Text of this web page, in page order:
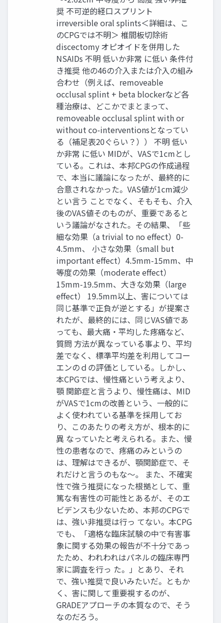
奨 不可逆的経口スプリント
irreversible oral splints＜詳細は、こ
のCPGでは不明＞ 椎間板切除術
discectomy オピオイドを併用した
NSAIDs 不明 低いか非常 に低い 条件付
き推奨 他の46の介入または介入の組み
合わせ（例えば、removeable
occlusal splint + beta blockerなど各
種治療は、どこかでまとまって、
removeable occlusal splint with or
without co-interventionsとなってい
る（補足表20ぐらい？）） 不明 低い
か非常 に低い MIDが、VASで1cmとし
ている。これは、本邦CPGの作成過程
で、本当に議論になったが、最終的に
合意されなかった。VAS値が1cm減少
とい言う ことでなく、そもそも、介入
後のVAS値そのものが、重要であると
いう議論がなされた。その結果、「些
細な効果（a trivial to no effect）0-
4.5mm、 小さな効果（small but
important effect）4.5mm-15mm、中
等度の効果（moderate effect）
15mm-19.5mm、大きな効果（large
effect） 19.5mm以上、害については
同じ基準で正負が逆とする」が提案さ
れたが、最終的には、同じVAS値であ
っても、最大痛・平均した疼痛など、
質問 方法が異なっている事より、平均
差でなく、標準平均差を利用してコー
エンのｄの評価としている。しかし、
本CPGでは、慢性痛という考えより、
顎 関節症と言うより、慢性痛は、MID
がVASで1cmの改善という、一般的に
よく使われている基準を採用してお
り、このあたりの考え方が、根本的に
異 なっていたと考えられる。また、慢
性の患者なので、疼痛のみというの
は、理解はできるが、顎関節症で、そ
れだけと言うのもな～。 また、不確実
性で強う推奨になった根拠として、重
篤な有害性の可能性とあるが、そのエ
ビデンスも少ないため、本邦のCPGで
は、強い非推奨は行っ てない。本CPG
でも、「適格な臨床試験の中で有害事
象に関する効果の報告が不十分であっ
たため、われわれはパネルの臨床専門
家に調査を行っ た。」とあり、それ
で、強い推奨で良いみたいだ。ともか
く、害に関して重要視するのが、
GRADEアプローチの本質なので、そう
なのだろう。